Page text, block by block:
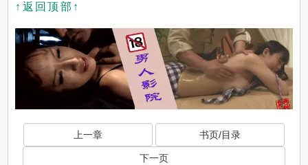
↑返回顶部↑
上一章 书页/目录
下一页